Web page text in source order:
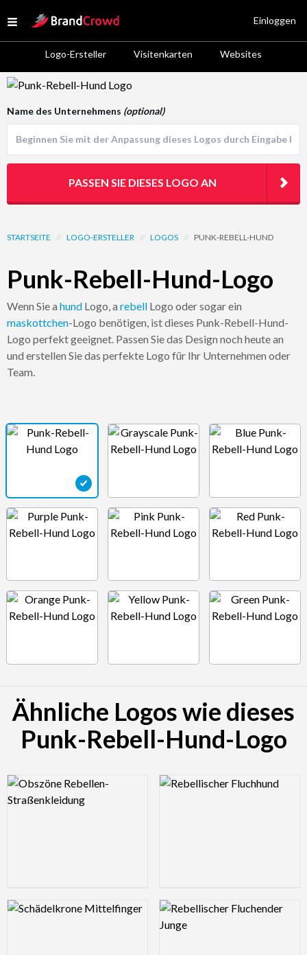
Open menu
Site Logo
Logo-Ersteller Visitenkarten Websites
Einloggen
Logo Template Preview
STARTSEITE // LOGO-ERSTELLER // LOGOS // PUNK-REBELL-HUND
Punk-Rebell-Hund-Logo
Wenn Sie a hund Logo, a rebell Logo oder sogar ein
maskottchen-Logo benötigen, ist dieses Punk-Rebell-Hund-
Logo perfekt geeignet. Passen Sie das Design noch heute an
und erstellen Sie das perfekte Logo für Ihr Unternehmen oder
Team.
Name des Unternehmens (optional)
PASSEN SIE DIESES LOGO AN
Ähnliche Logos wie dieses
Punk-Rebell-Hund-Logo
Logo Preview Image Logo Preview Image
Logo Preview Image Logo Preview Image